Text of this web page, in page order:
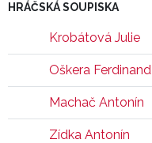
HRÁČSKÁ SOUPISKA
Krobátová Julie
Oškera Ferdinand
Machač Antonín
Zídka Antonín